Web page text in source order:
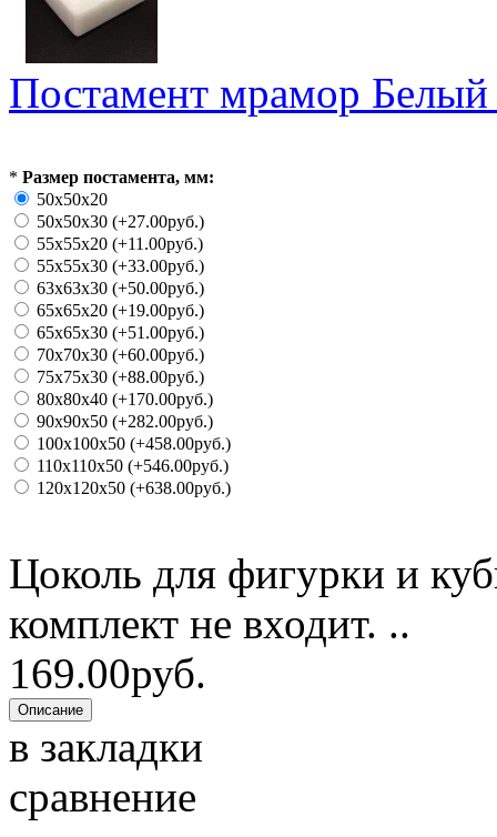
Постамент мрамор Белый
* Размер постамента, мм:
50x50x20
50x50x30 (+27.00руб.)
55x55x20 (+11.00руб.)
55x55x30 (+33.00руб.)
63x63x30 (+50.00руб.)
65x65x20 (+19.00руб.)
65x65x30 (+51.00руб.)
70x70x30 (+60.00руб.)
75x75x30 (+88.00руб.)
80x80x40 (+170.00руб.)
90x90x50 (+282.00руб.)
100x100x50 (+458.00руб.)
110x110x50 (+546.00руб.)
120x120x50 (+638.00руб.)
Цоколь для фигурки и
комплект не входит. ..
169.00руб.
в закладки
сравнение